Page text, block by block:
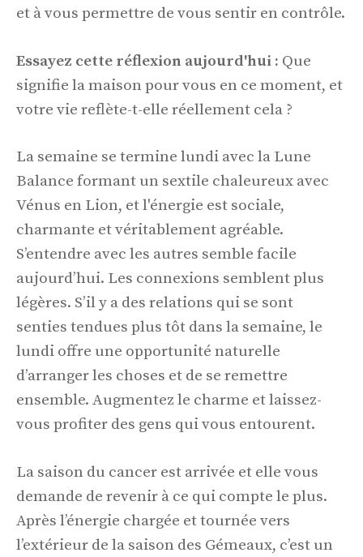
et à vous permettre de vous sentir en contrôle.
Essayez cette réflexion aujourd'hui : Que
signifie la maison pour vous en ce moment, et
votre vie reflète-t-elle réellement cela ?
La semaine se termine lundi avec la Lune
Balance formant un sextile chaleureux avec
Vénus en Lion, et l'énergie est sociale,
charmante et véritablement agréable.
S’entendre avec les autres semble facile
aujourd’hui. Les connexions semblent plus
légères. S’il y a des relations qui se sont
senties tendues plus tôt dans la semaine, le
lundi offre une opportunité naturelle
d’arranger les choses et de se remettre
ensemble. Augmentez le charme et laissez-
vous profiter des gens qui vous entourent.
La saison du cancer est arrivée et elle vous
demande de revenir à ce qui compte le plus.
Après l’énergie chargée et tournée vers
l’extérieur de la saison des Gémeaux, c’est un